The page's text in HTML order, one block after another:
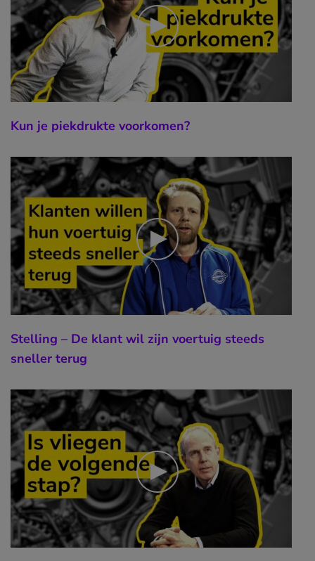
Kun je piekdrukte voorkomen?
Stelling – De klant wil zijn voertuig steeds
sneller terug